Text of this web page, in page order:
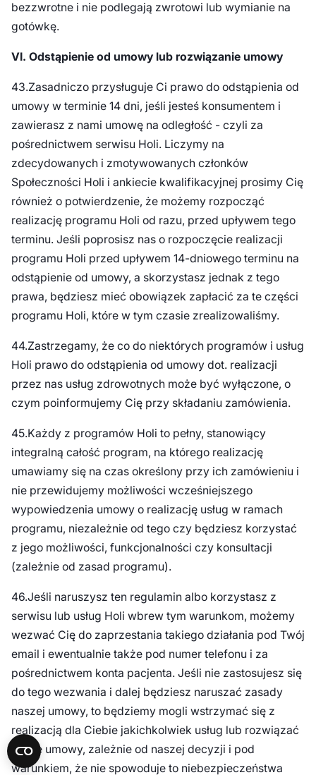
bezzwrotne i nie podlegają zwrotowi lub wymianie na
gotówkę.
VI. Odstąpienie od umowy lub rozwiązanie umowy
43.Zasadniczo przysługuje Ci prawo do odstąpienia od
umowy w terminie 14 dni, jeśli jesteś konsumentem i
zawierasz z nami umowę na odległość - czyli za
pośrednictwem serwisu Holi. Liczymy na
zdecydowanych i zmotywowanych członków
Społeczności Holi i ankiecie kwalifikacyjnej prosimy Cię
również o potwierdzenie, że możemy rozpocząć
realizację programu Holi od razu, przed upływem tego
terminu. Jeśli poprosisz nas o rozpoczęcie realizacji
programu Holi przed upływem 14-dniowego terminu na
odstąpienie od umowy, a skorzystasz jednak z tego
prawa, będziesz mieć obowiązek zapłacić za te części
programu Holi, które w tym czasie zrealizowaliśmy.
44.Zastrzegamy, że co do niektórych programów i usług
Holi prawo do odstąpienia od umowy dot. realizacji
przez nas usług zdrowotnych może być wyłączone, o
czym poinformujemy Cię przy składaniu zamówienia.
45.Każdy z programów Holi to pełny, stanowiący
integralną całość program, na którego realizację
umawiamy się na czas określony przy ich zamówieniu i
nie przewidujemy możliwości wcześniejszego
wypowiedzenia umowy o realizację usług w ramach
programu, niezależnie od tego czy będziesz korzystać
z jego możliwości, funkcjonalności czy konsultacji
(zależnie od zasad programu).
46.Jeśli naruszysz ten regulamin albo korzystasz z
serwisu lub usług Holi wbrew tym warunkom, możemy
wezwać Cię do zaprzestania takiego działania pod Twój
email i ewentualnie także pod numer telefonu i za
pośrednictwem konta pacjenta. Jeśli nie zastosujesz się
do tego wezwania i dalej będziesz naruszać zasady
naszej umowy, to będziemy mogli wstrzymać się z
realizacją dla Ciebie jakichkolwiek usług lub rozwiązać
nasze umowy, zależnie od naszej decyzji i pod
warunkiem, że nie spowoduje to niebezpieczeństwa